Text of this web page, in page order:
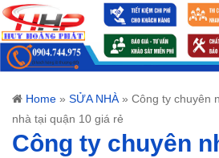
Home » SỬA NHÀ» Công ty chuyên
nhà tại quận 10 giá rẻ
Công ty chuyên